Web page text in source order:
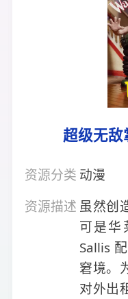
超级无
资源分类 动漫
资源描述 虽然创
可是华
Sallis
窘境。
对外出